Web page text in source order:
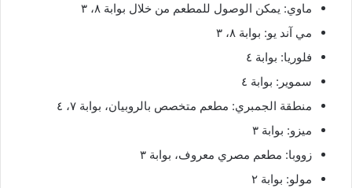
ماوي: يمكن الوصول للمطعم من خلال بوابة ٨، ٣
مي آند يو: بوابة ٨، ٣
فلوريا: بوابة ٤
سموير: بوابة ٤
منطقة الجمبري: مطعم متخصص بالروبيان، بوابة ٧، ٤
ميزو: بوابة ٣
زووبا: مطعم مصري معروف، بوابة ٣
مولو: بوابة ٢